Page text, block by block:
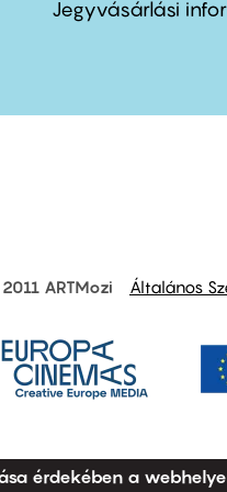
menu
Jegyvásárlási
ARTMozi Általános
érdekében a